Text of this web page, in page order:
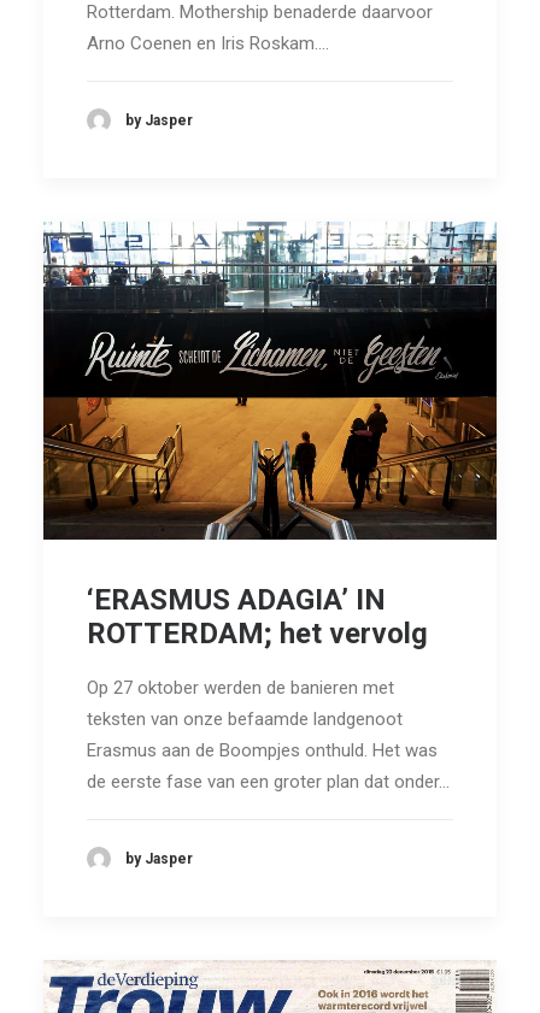
Rotterdam. Mothership benaderde daarvoor
Arno Coenen en Iris Roskam.…
by Jasper
‘ERASMUS ADAGIA’ IN
ROTTERDAM; het vervolg
Op 27 oktober werden de banieren met
teksten van onze befaamde landgenoot
Erasmus aan de Boompjes onthuld. Het was
de eerste fase van een groter plan dat onder…
by Jasper